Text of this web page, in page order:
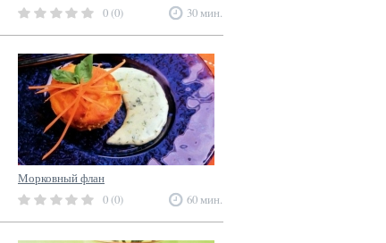
0 (0)
30 мин.
Морковный флан
0 (0)
60 мин.